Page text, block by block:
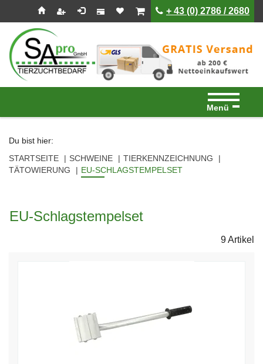
Seitenebreiche:
ist leerist leer+ 43 (0) 2786 / 2680
Menü
Du bist hier:
STARTSEITE
SCHWEINE
TIERKENNZEICHNUNG
TÄTOWIERUNG
EU-SCHLAGSTEMPELSET
EU-Schlagstempelset
9 Artikel